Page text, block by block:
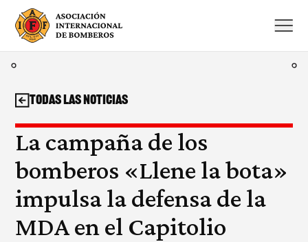
Saltar
contenido
La campaña de los
bomberos «Llene la bota»
impulsa la defensa de la
MDA en el Capitolio
Todas las noticias